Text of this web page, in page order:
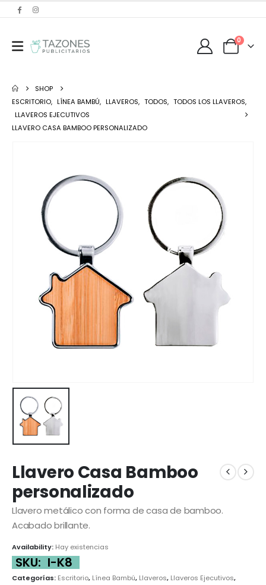
0
SHOP
ESCRITORIO, LÍNEA BAMBÚ, LLAVEROS, TODOS, TODOS LOS LLAVEROS,
LLAVEROS EJECUTIVOS
LLAVERO CASA BAMBOO PERSONALIZADO
Llavero Casa Bamboo
personalizado
Llavero metálico con forma de casa de bamboo.
Acabado brillante.
Availability: Hay existencias
SKU: I-K8
Categorías: Escritorio, Línea Bambú, Llaveros, Llaveros Ejecutivos,